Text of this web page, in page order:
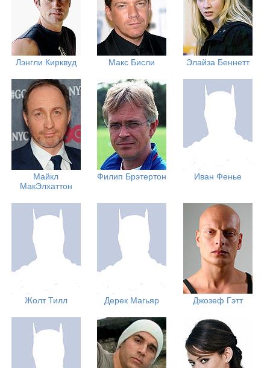
Лэнгли Кирквуд Макс Бисли Элайза Беннетт
Майкл
МакЭлхаттон
Филип Брэтертон Иван Фенье
Жолт Тилл Дерек Магьяр Джозеф Гэтт